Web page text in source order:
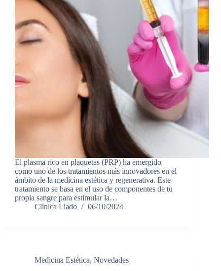
El plasma rico en plaquetas (PRP) ha emergido
como uno de los tratamientos más innovadores en el
ámbito de la medicina estética y regenerativa. Este
tratamiento se basa en el uso de componentes de tu
propia sangre para estimular la…
Clinica Llado
06/10/2024
Medicina Estética, Novedades